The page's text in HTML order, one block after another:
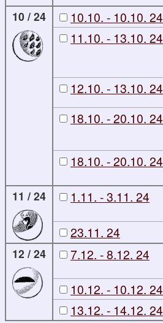
10 / 24
10.10. - 10.10. 24
11.10. - 13.10. 24
12.10. - 13.10. 24
18.10. - 20.10. 24
18.10. - 20.10. 24
11 / 24
1.11. - 3.11. 24
23.11. 24
12 / 24
7.12. - 8.12. 24
10.12. - 10.12. 24
13.12. - 14.12. 24